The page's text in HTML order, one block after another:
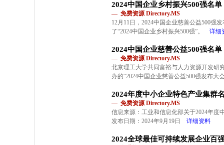
2024中国企业乡村振兴500强名单
— 免费资源 Directory.MS
12月11日，2024中国企业慈善公益500强
了“2024中国企业乡村振兴500强”。
详细
2024中国企业慈善公益500强名单
— 免费资源 Directory.MS
北京理工大学共同富裕与人力资源开发研
办的“2024中国企业慈善公益500强发布大
2024年度中小企业特色产业集群
— 免费资源 Directory.MS
信息来源：工业和信息化部关于2024年度
发布日期：2024年9月19日
详细资料
2024全球最佳可持续发展企业百